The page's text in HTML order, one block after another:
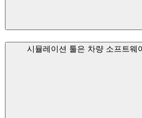
시뮬레이션 툴은 차량 소프트웨